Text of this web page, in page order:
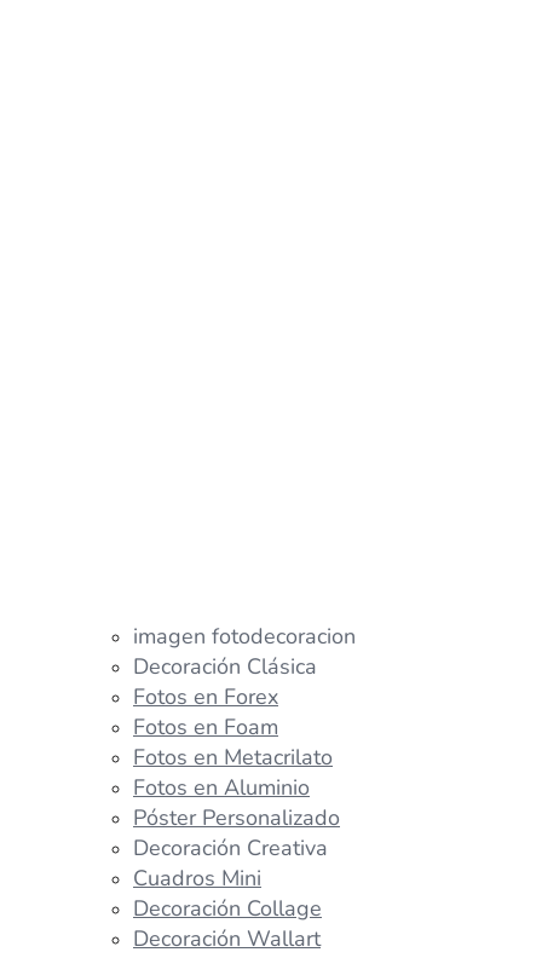
imagen fotodecoracion
Decoración Clásica
Fotos en Forex
Fotos en Foam
Fotos en Metacrilato
Fotos en Aluminio
Póster Personalizado
Decoración Creativa
Cuadros Mini
Decoración Collage
Decoración Wallart